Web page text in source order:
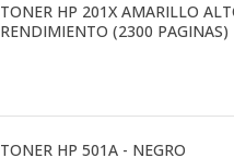
TONER HP 201X AMARILLO
RENDIMIENTO (2300 PAGINAS)
TONER HP 501A - NEGRO